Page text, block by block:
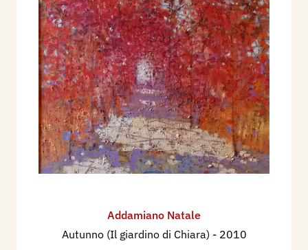
Addamiano Natale
Autunno (Il giardino di Chiara) - 2010